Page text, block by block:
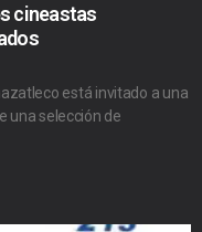
cineastas
está invitado a una
una selección de